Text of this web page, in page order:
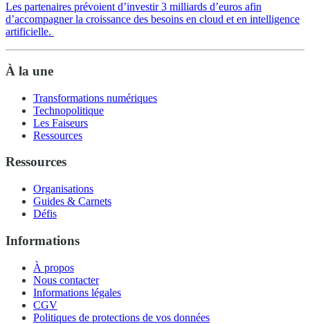
Les partenaires prévoient d’investir 3 milliards d’euros afin
d’accompagner la croissance des besoins en cloud et en intelligence
artificielle.
À la une
Transformations numériques
Technopolitique
Les Faiseurs
Ressources
Ressources
Organisations
Guides & Carnets
Défis
Informations
À propos
Nous contacter
Informations légales
CGV
Politiques de protections de vos données